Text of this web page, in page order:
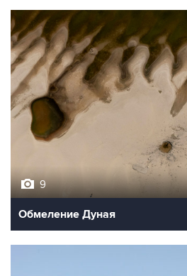
9
Обмеление Дуная